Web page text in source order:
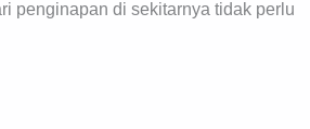
penginapan di sekitarnya tidak perlu